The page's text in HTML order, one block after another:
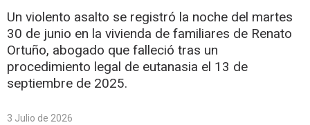
Un violento asalto se registró la noche del martes
30 de junio en la vivienda de familiares de Renato
Ortuño, abogado que falleció tras un
procedimiento legal de eutanasia el 13 de
septiembre de 2025.
3 Julio de 2026